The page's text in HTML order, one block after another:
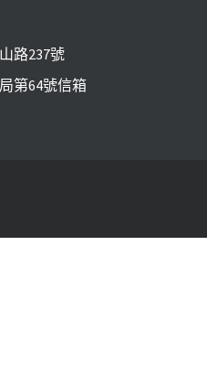
路237號
第64號信箱